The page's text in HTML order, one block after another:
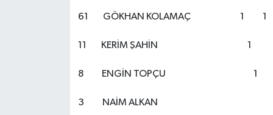
61 GÖKHAN KOLAMAÇ 1 1
11 KERİM ŞAHİN 1
8 ENGİN TOPÇU 1
3 NAİM ALKAN